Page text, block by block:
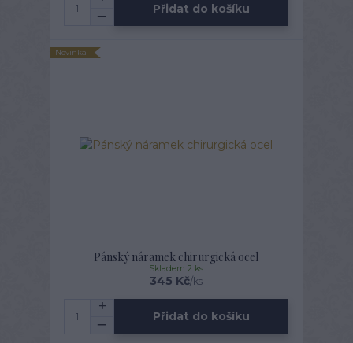
Přidat do košíku
Novinka
Pánský náramek chirurgická ocel
345 Kč/ks
Skladem 2 ks
Přidat do košíku